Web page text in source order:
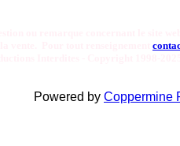
Powered by Coppermine